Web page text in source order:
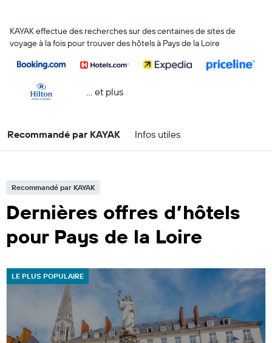
KAYAK effectue des recherches sur des centaines de sites de
voyage à la fois pour trouver des hôtels à Pays de la Loire
… et plus
Recommandé par KAYAK Infos utiles
Recommandé par KAYAK
Dernières offres d’hôtels
pour Pays de la Loire
LE PLUS POPULAIRE